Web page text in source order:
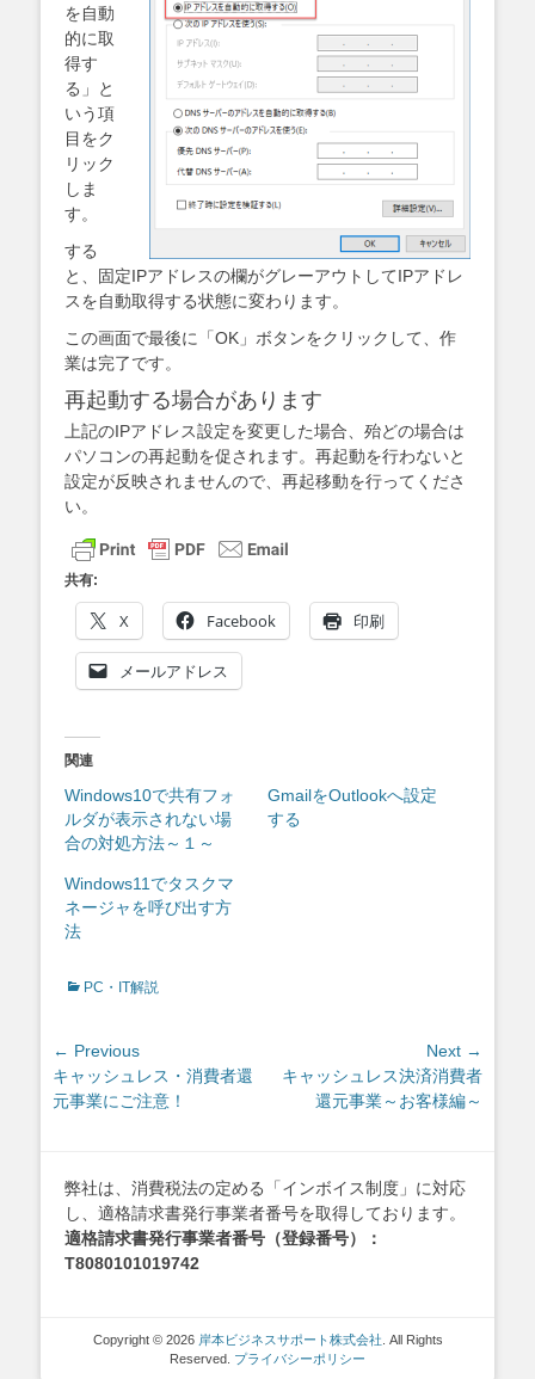
を自動
的に取
得す
る」と
いう項
目をク
リック
しま
す。
する
と、固定IPアドレスの欄がグレーアウトしてIPアドレ
スを自動取得する状態に変わります。
この画面で最後に「OK」ボタンをクリックして、作
業は完了です。
再起動する場合があります
上記のIPアドレス設定を変更した場合、殆どの場合は
パソコンの再起動を促されます。再起動を行わないと
設定が反映されませんので、再起移動を行ってくださ
い。
共有:
X Facebook 印刷
メールアドレス
関連
Windows10で共有フォ
ルダが表示されない場
合の対処方法～１～
GmailをOutlookへ設定
する
Windows11でタスクマ
ネージャを呼び出す方
法
Categories
PC・IT解説
投
稿
ナ
ー
シ
ョ
← Previous
Previous
post:
キャッシュレス・消費者還
元事業にご注意！
Next →
Next
キャッシュレス決済消費者
還元事業～お客様編～
弊社は、消費税法の定める「インボイス制度」に対応
し、適格請求書発行事業者番号を取得しております。
適格請求書発行事業者番号（登録番号）：
T8080101019742
Copyright © 2026 岸本ビジネスサポート株式会社 . All Rights
Reserved. プライバシーポリシー